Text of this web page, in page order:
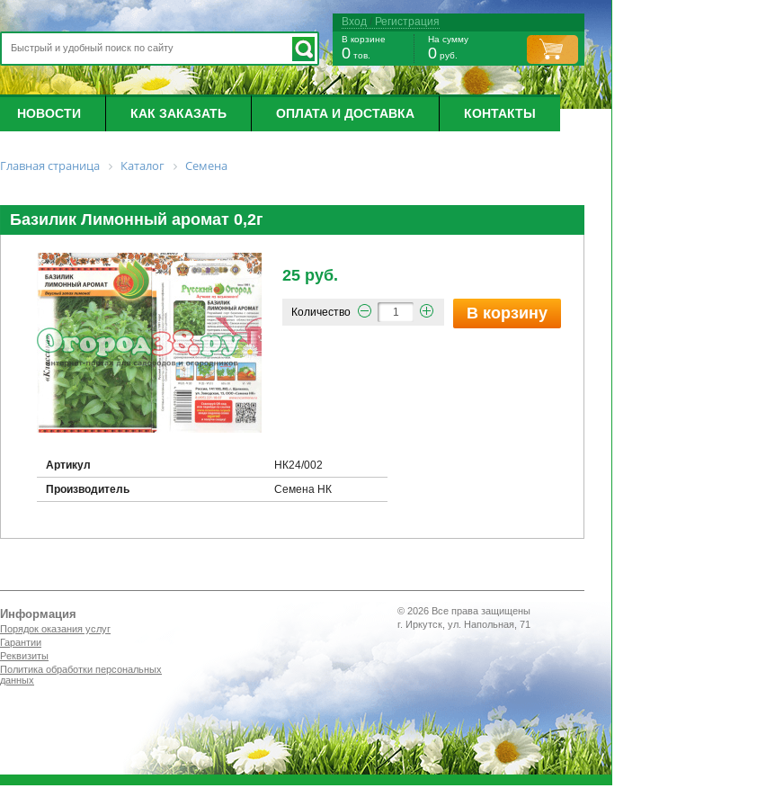
Вход / Регистрация
В корзине
0 тов.
На сумму
0 руб.
НОВОСТИ КАК ЗАКАЗАТЬ ОПЛАТА И ДОСТАВКА КОНТАКТЫ
Главная страница Каталог Семена
Базилик Лимонный аромат 0,2г
25 руб.
Количество В корзину
Артикул
НК24/002
Производитель
Семена НК
Информация
Порядок оказания услуг
Гарантии
Реквизиты
Политика обработки персональных
данных
© 2026 Все права защищены
г. Иркутск, ул. Напольная, 71